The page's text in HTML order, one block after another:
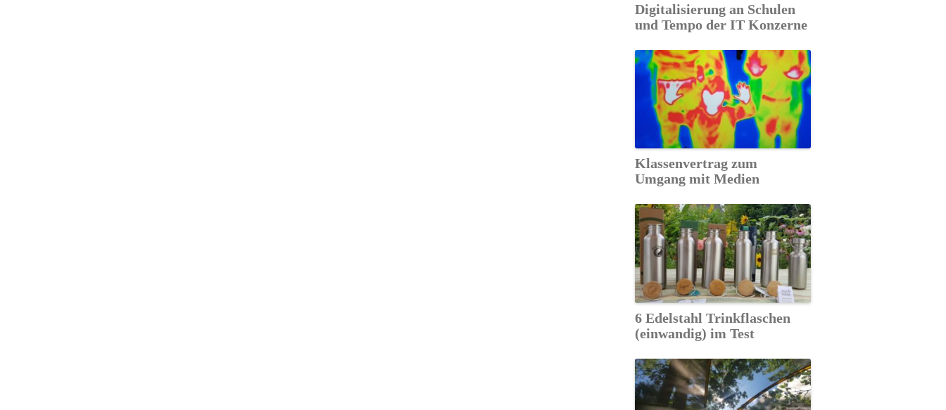
Digitalisierung an Schulen
und Tempo der IT Konzerne
Klassenvertrag zum
Umgang mit Medien
6 Edelstahl Trinkflaschen
(einwandig) im Test